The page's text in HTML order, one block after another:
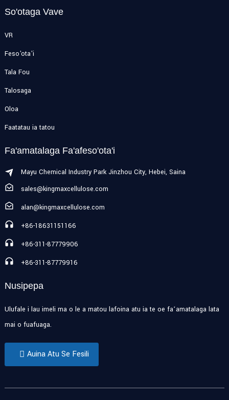
So'otaga Vave
VR
Feso'ota'i
Tala Fou
Talosaga
Oloa
Faatatau ia tatou
Fa'amatalaga Fa'afeso'ota'i
Mayu Chemical Industry Park Jinzhou City, Hebei, Saina
sales@kingmaxcellulose.com
alan@kingmaxcellulose.com
+86-18631151166
+86-311-87779906
+86-311-87779916
Nusipepa
Ulufale i lau imeli ma o le a matou lafoina atu ia te oe faʻamatalaga lata
mai o fuafuaga.
Auina Atu Se Fesili